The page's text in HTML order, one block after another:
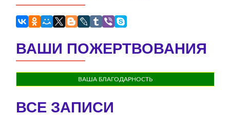
ВАШИ ПОЖЕРТВОВАНИЯ
ВАША БЛАГОДАРНОСТЬ
ВСЕ ЗАПИСИ